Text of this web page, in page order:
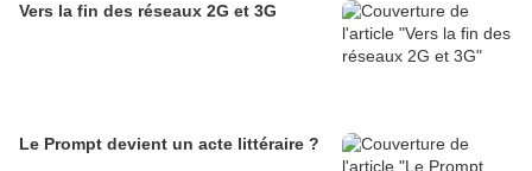
Vers la fin des réseaux 2G et 3G
Le Prompt devient un acte littéraire ?